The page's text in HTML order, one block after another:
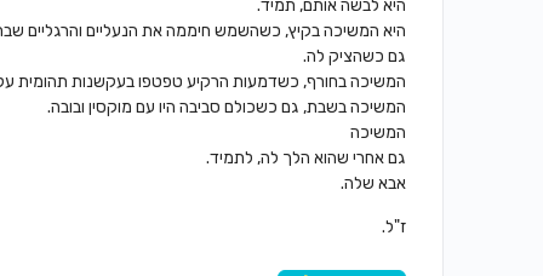
היא לבשה אותם, תמיד.
היא המשיכה בקיץ, כשהשמש חיממה את הנעליים והרגליים
גם כשהציק לה.
המשיכה בחורף, כשדמעות הרקיע טפטפו בעקשנות תהומית
המשיכה בשבת, גם כשכולם סביבה היו עם מוקסין ובובה.
המשיכה
גם אחרי שהוא הלך לה, לתמיד.
אבא שלה.
ז"ל.